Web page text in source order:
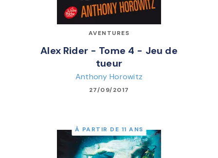
AVENTURES
Alex Rider - Tome 4 - Jeu de
tueur
Anthony Horowitz
27/09/2017
À PARTIR DE 11 ANS